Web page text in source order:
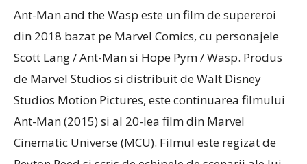
Ant-Man and the Wasp este un film de supereroi
din 2018 bazat pe Marvel Comics, cu personajele
Scott Lang / Ant-Man si Hope Pym / Wasp. Produs
de Marvel Studios si distribuit de Walt Disney
Studios Motion Pictures, este continuarea filmului
Ant-Man (2015) si al 20-lea film din Marvel
Cinematic Universe (MCU). Filmul este regizat de